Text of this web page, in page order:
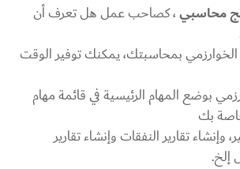
محاسبي، كصاحب عمل هل تعرف أن
بمحاسبتك، يمكنك توفير الوقت
بوضع المهام الرئيسية في قائمة مهام
بك
وإنشاء تقارير النفقات وإنشاء تقارير
إلخ.